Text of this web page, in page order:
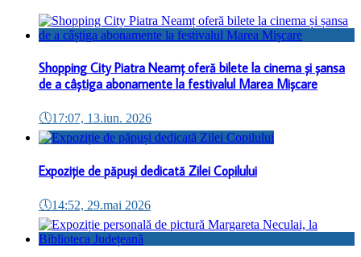
Shopping City Piatra Neamț oferă bilete la cinema și șansa
de a câștiga abonamente la festivalul Marea Mișcare
🕔17:07, 13.iun. 2026
Expoziție de păpuși dedicată Zilei Copilului
🕔14:52, 29.mai 2026